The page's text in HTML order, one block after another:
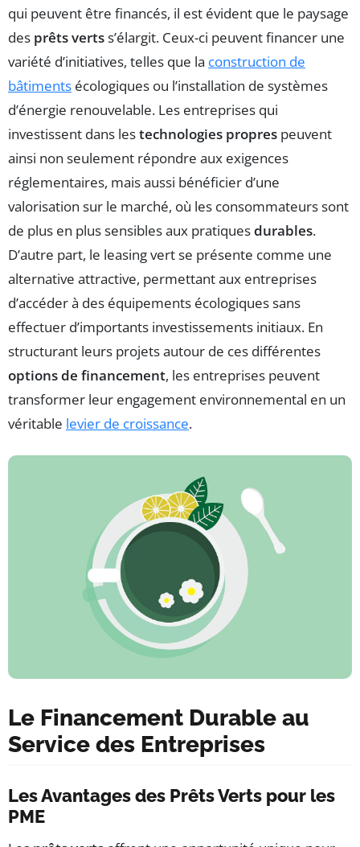
qui peuvent être financés, il est évident que le paysage
des prêts vertss’élargit. Ceux-ci peuvent financer une
variété d’initiatives, telles que la construction de
bâtiments écologiques ou l’installation de systèmes
d’énergie renouvelable. Les entreprises qui
investissent dans lestechnologies propres peuvent
ainsi non seulement répondre aux exigences
réglementaires, mais aussi bénéficier d’une
valorisation sur le marché, où les consommateurs sont
de plus en plus sensibles aux pratiquesdurables.
D’autre part, le leasing vert se présente comme une
alternative attractive, permettant aux entreprises
d’accéder à des équipements écologiques sans
effectuer d’importants investissements initiaux. En
structurant leurs projets autour de ces différentes
options de financement, les entreprises peuvent
transformer leur engagement environnemental en un
véritable levier de croissance.
Le Financement Durable au
Service des Entreprises
Les Avantages des Prêts Verts pour les
PME